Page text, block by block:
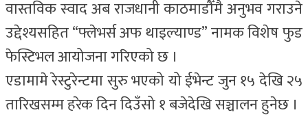
वास्तविक स्वाद अब राजधानी काठमाडौँमै अनुभव गराउने
उद्देश्यसहित “फ्लेभर्स अफ थाइल्याण्ड” नामक विशेष फुड
फेस्टिभल आयोजना गरिएको छ ।
एडामामे रेस्टुरेन्टमा सुरु भएको यो ईभेन्ट जुन १५ देखि २५
तारिखसम्म हरेक दिन दिउँसो १ बजेदेखि सञ्चालन हुनेछ ।